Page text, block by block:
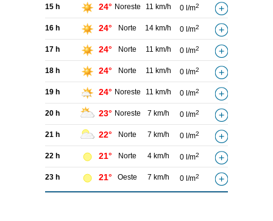
15 h 24° Noreste 11 km/h 0 l/m2
16 h 24° Norte 14 km/h 0 l/m2
17 h 24° Norte 11 km/h 0 l/m2
18 h 24° Norte 11 km/h 0 l/m2
19 h 24° Noreste 11 km/h 0 l/m2
20 h 23° Noreste 7 km/h 0 l/m2
21 h 22° Norte 7 km/h 0 l/m2
22 h 21° Norte 4 km/h 0 l/m2
23 h 21° Oeste 7 km/h 0 l/m2